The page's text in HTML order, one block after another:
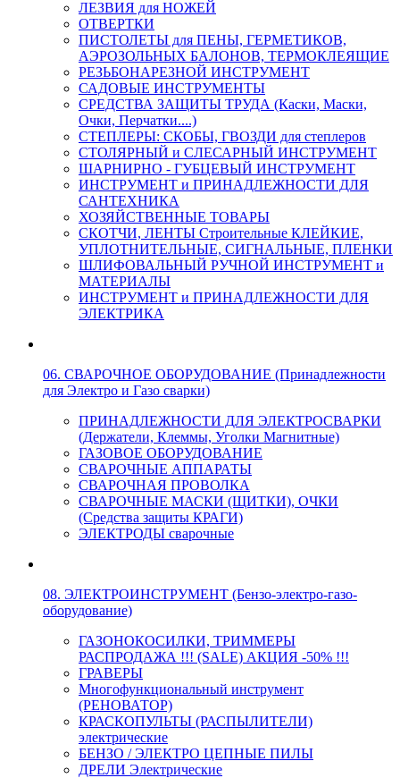
ЛЕЗВИЯ для НОЖЕЙ
ОТВЕРТКИ
ПИСТОЛЕТЫ для ПЕНЫ, ГЕРМЕТИКОВ,
АЭРОЗОЛЬНЫХ БАЛОНОВ, ТЕРМОКЛЕЯЩИЕ
РЕЗЬБОНАРЕЗНОЙ ИНСТРУМЕНТ
САДОВЫЕ ИНСТРУМЕНТЫ
СРЕДСТВА ЗАЩИТЫ ТРУДА (Каски, Маски,
Очки, Перчатки....)
СТЕПЛЕРЫ: СКОБЫ, ГВОЗДИ для степлеров
СТОЛЯРНЫЙ и СЛЕСАРНЫЙ ИНСТРУМЕНТ
ШАРНИРНО - ГУБЦЕВЫЙ ИНСТРУМЕНТ
ИНСТРУМЕНТ и ПРИНАДЛЕЖНОСТИ ДЛЯ
САНТЕХНИКА
ХОЗЯЙСТВЕННЫЕ ТОВАРЫ
СКОТЧИ, ЛЕНТЫ Строительные КЛЕЙКИЕ,
УПЛОТНИТЕЛЬНЫЕ, СИГНАЛЬНЫЕ, ПЛЕНКИ
ШЛИФОВАЛЬНЫЙ РУЧНОЙ ИНСТРУМЕНТ и
МАТЕРИАЛЫ
ИНСТРУМЕНТ и ПРИНАДЛЕЖНОСТИ ДЛЯ
ЭЛЕКТРИКА
06. СВАРОЧНОЕ ОБОРУДОВАНИЕ (Принадлежности
для Электро и Газо сварки)
ПРИНАДЛЕЖНОСТИ ДЛЯ ЭЛЕКТРОСВАРКИ
(Держатели, Клеммы, Уголки Магнитные)
ГАЗОВОЕ ОБОРУДОВАНИЕ
СВАРОЧНЫЕ АППАРАТЫ
СВАРОЧНАЯ ПРОВОЛКА
СВАРОЧНЫЕ МАСКИ (ЩИТКИ), ОЧКИ
(Средства защиты КРАГИ)
ЭЛЕКТРОДЫ сварочные
08. ЭЛЕКТРОИНСТРУМЕНТ (Бензо-электро-газо-
оборудование)
ГАЗОНОКОСИЛКИ, ТРИММЕРЫ
РАСПРОДАЖА !!! (SALE) АКЦИЯ -50% !!!
ГРАВЕРЫ
Многофункциональный инструмент
(РЕНОВАТОР)
КРАСКОПУЛЬТЫ (РАСПЫЛИТЕЛИ)
электрические
БЕНЗО / ЭЛЕКТРО ЦЕПНЫЕ ПИЛЫ
ДРЕЛИ Электрические